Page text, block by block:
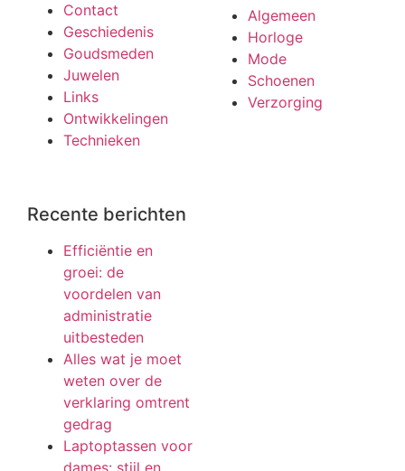
Contact
Geschiedenis
Goudsmeden
Juwelen
Links
Ontwikkelingen
Technieken
Algemeen
Horloge
Mode
Schoenen
Verzorging
Recente berichten
Efficiëntie en
groei: de
voordelen van
administratie
uitbesteden
Alles wat je moet
weten over de
verklaring omtrent
gedrag
Laptoptassen voor